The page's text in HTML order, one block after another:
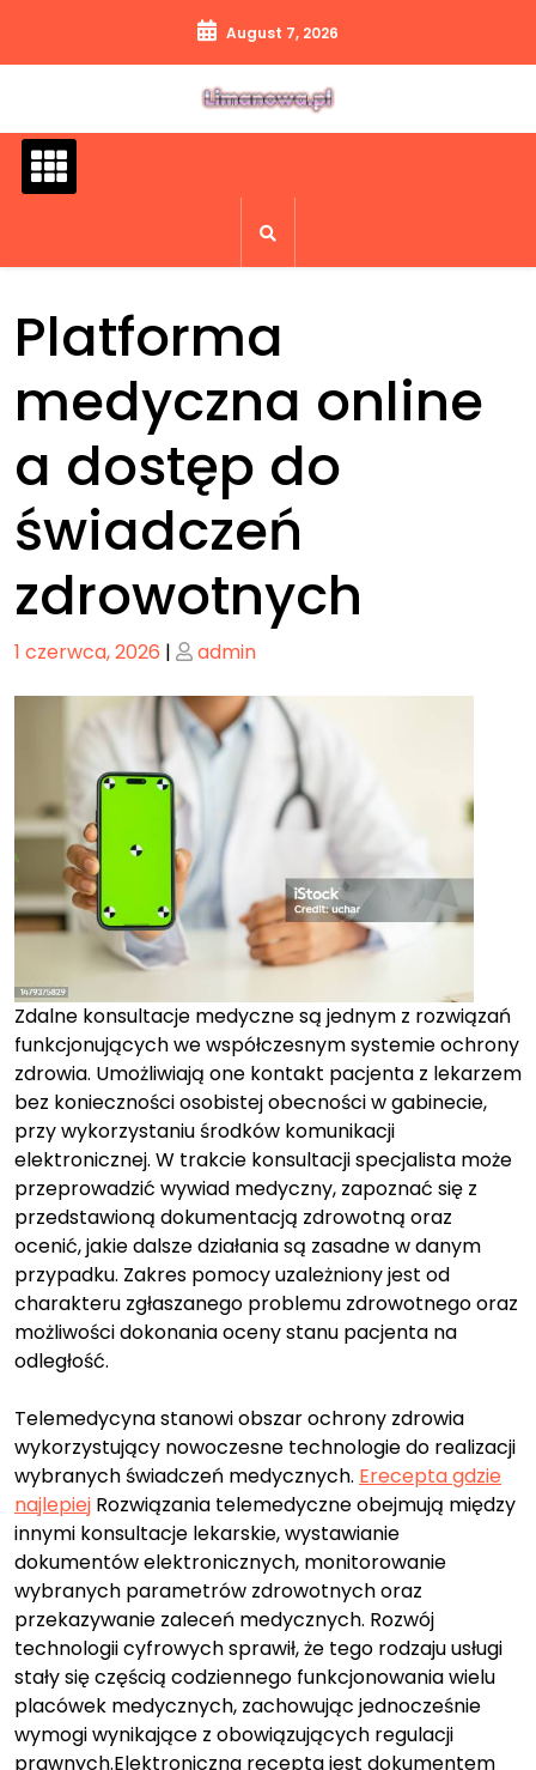
content
August 7, 2026
Platforma
medyczna online
a dostęp do
świadczeń
zdrowotnych
Posted
1 czerwca, 2026 | Posted
admin
Zdalne konsultacje medyczne są jednym z rozwiązań
funkcjonujących we współczesnym systemie ochrony
zdrowia. Umożliwiają one kontakt pacjenta z lekarzem
bez konieczności osobistej obecności w gabinecie,
przy wykorzystaniu środków komunikacji
elektronicznej. W trakcie konsultacji specjalista może
przeprowadzić wywiad medyczny, zapoznać się z
przedstawioną dokumentacją zdrowotną oraz
ocenić, jakie dalsze działania są zasadne w danym
przypadku. Zakres pomocy uzależniony jest od
charakteru zgłaszanego problemu zdrowotnego oraz
możliwości dokonania oceny stanu pacjenta na
odległość.
Telemedycyna stanowi obszar ochrony zdrowia
wykorzystujący nowoczesne technologie do realizacji
wybranych świadczeń medycznych. Erecepta gdzie
najlepiej Rozwiązania telemedyczne obejmują między
innymi konsultacje lekarskie, wystawianie
dokumentów elektronicznych, monitorowanie
wybranych parametrów zdrowotnych oraz
przekazywanie zaleceń medycznych. Rozwój
technologii cyfrowych sprawił, że tego rodzaju usługi
stały się częścią codziennego funkcjonowania wielu
placówek medycznych, zachowując jednocześnie
wymogi wynikające z obowiązujących regulacji
prawnych.Elektroniczna recepta jest dokumentem